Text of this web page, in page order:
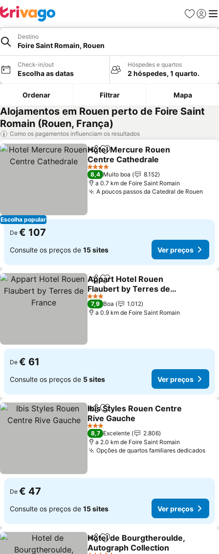
Favoritos
Iniciar
Destino
Foire Saint Romain, Rouen
Check-in/out
Escolha as datas
Hóspedes e quartos
2 hóspedes, 1 quarto.
Ordenar Filtrar Mapa
Alojamentos em Rouen perto de Foire Saint
Romain (Rouen, França)
Como os pagamentos influenciam os resultados
Escolha popular
PartilharAdicionar aos favoritos
Hotel Mercure Rouen
Centre Cathedrale
4 Estrelas
8,4 Muito boa
8.152
a 0.7 km de Foire Saint Romain
A poucos passos da Catedral de Rouen
De € 107
Consulte os preços de 15 sites Ver preços
PartilharAdicionar aos favoritos
Appart Hotel Rouen
Flaubert by Terres de
France
3 Estrelas
7,9 Boa
1.012
a 0.9 km de Foire Saint Romain
De € 61
Consulte os preços de 5 sites Ver preços
PartilharAdicionar aos favoritos
Ibis Styles Rouen Centre
Rive Gauche
3 Estrelas
8,7 Excelente
2.806
a 2.0 km de Foire Saint Romain
Opções de quartos familiares dedicados
De € 47
Consulte os preços de 15 sites Ver preços
PartilharAdicionar aos favoritos
Hotel de Bourgtheroulde,
Autograph Collection